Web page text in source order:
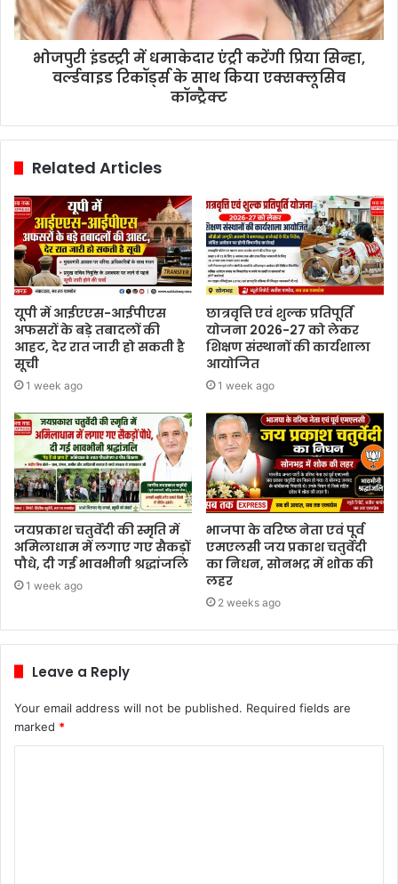
भोजपुरी इंडस्ट्री में धमाकेदार एंट्री करेंगी प्रिया सिन्हा,
वर्ल्डवाइड रिकॉर्ड्स के साथ किया एक्सक्लूसिव
कॉन्ट्रैक्ट
Related Articles
यूपी में आईएएस-आईपीएस
अफसरों के बड़े तबादलों की
आहट, देर रात जारी हो सकती है
सूची
1 week ago
छात्रवृत्ति एवं शुल्क प्रतिपूर्ति
योजना 2026-27 को लेकर
शिक्षण संस्थानों की कार्यशाला
आयोजित
1 week ago
जयप्रकाश चतुर्वेदी की स्मृति में
अमिलाधाम में लगाए गए सैकड़ों
पौधे, दी गई भावभीनी श्रद्धांजलि
1 week ago
भाजपा के वरिष्ठ नेता एवं पूर्व
एमएलसी जय प्रकाश चतुर्वेदी
का निधन, सोनभद्र में शोक की
लहर
2 weeks ago
Leave a Reply
Your email address will not be published. Required fields are
marked *